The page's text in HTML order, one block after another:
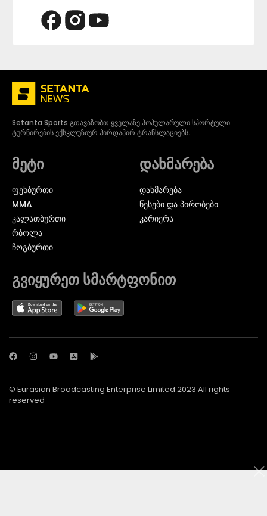
Setanta Sports გთავაზობთ ყველაზე პოპულარული სპორტული
ტურნირების ექსკლუზიურ პირდაპირ ტრანსლაციებს.
მეტი
ᲤᲔᲮᲑᲣᲠᲗᲘ
MMA
ᲙᲐᲚᲐᲗᲑᲣᲠᲗᲘ
ᲠᲑᲝᲚᲐ
ᲩᲝᲒᲑᲣᲠᲗᲘ
დახმარება
დახმარება
წესები და პირობები
კარიერა
გვიყურეთ სმარტფონით
© Eurasian Broadcasting Enterprise Limited 2023 All rights
reserved